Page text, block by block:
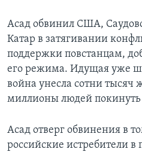
Асад обвинил США,
Катар в затягивании
поддержки повстанцам,
его режима. Идущая уже
война унесла сотни тысяч
миллионы людей покинуть
Асад отверг обвинения в
российские истребители в